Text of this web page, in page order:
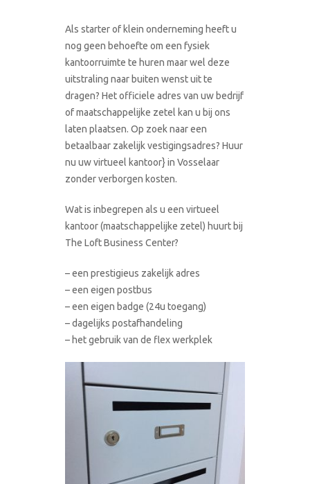
Als starter of klein onderneming heeft u
nog geen behoefte om een fysiek
kantoorruimte te huren maar wel deze
uitstraling naar buiten wenst uit te
dragen? Het officiele adres van uw bedrijf
of maatschappelijke zetel kan u bij ons
laten plaatsen. Op zoek naar een
betaalbaar zakelijk vestigingsadres? Huur
nu uw virtueel kantoor} in Vosselaar
zonder verborgen kosten.
Wat is inbegrepen als u een virtueel
kantoor (maatschappelijke zetel) huurt bij
The Loft Business Center?
– een prestigieus zakelijk adres
– een eigen postbus
– een eigen badge (24u toegang)
– dagelijks postafhandeling
– het gebruik van de flex werkplek